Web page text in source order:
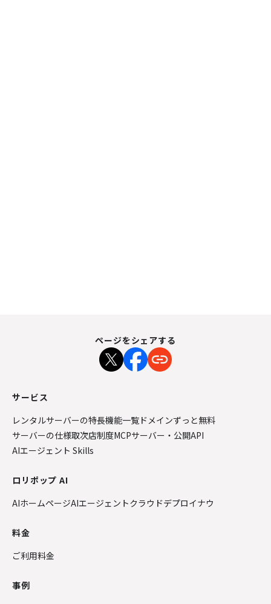
ページをシェアする
サービス
レンタルサーバーの特長機能一覧 ドメインずっと無料
サーバーの仕様取次店制度MCPサーバー・公開API
AIエージェント Skills
ロリポップ AI
AIホームページAIエージェントクラウドデプロイナウ
料金
ご利用料金
事例